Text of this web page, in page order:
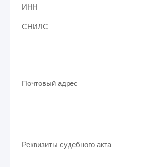
ИНН
СНИЛС
Почтовый адрес
Реквизиты судебного акта